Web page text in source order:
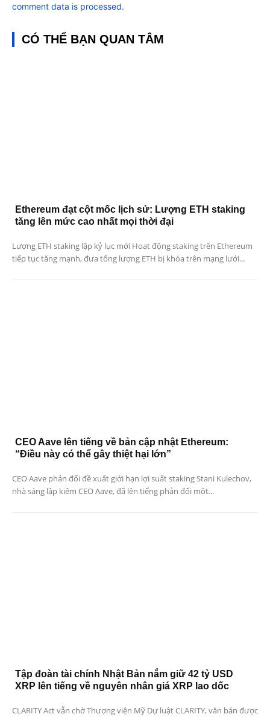
comment data is processed.
CÓ THỂ BẠN QUAN TÂM
Ethereum đạt cột mốc lịch sử: Lượng ETH staking
tăng lên mức cao nhất mọi thời đại
Lượng ETH staking lập kỷ lục mới Hoạt động staking trên Ethereum
tiếp tục tăng mạnh, đưa tổng lượng ETH bị khóa trên mạng lưới...
CEO Aave lên tiếng về bản cập nhật Ethereum:
“Điều này có thể gây thiệt hại lớn”
CEO Aave phản đối đề xuất giới hạn lợi suất staking Stani Kulechov,
nhà sáng lập kiêm CEO Aave, đã lên tiếng phản đối một...
Tập đoàn tài chính Nhật Bản nắm giữ 42 tỷ USD
XRP lên tiếng về nguyên nhân giá XRP lao dốc
CLARITY Act vẫn chờ Thượng viện Mỹ Dự luật CLARITY, văn bản được